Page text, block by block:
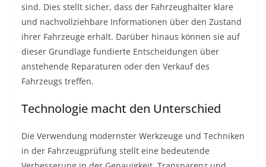
sind. Dies stellt sicher, dass der Fahrzeughalter klare
und nachvollziehbare Informationen über den Zustand
ihrer Fahrzeuge erhält. Darüber hinaus können sie auf
dieser Grundlage fundierte Entscheidungen über
anstehende Reparaturen oder den Verkauf des
Fahrzeugs treffen.
Technologie macht den Unterschied
Die Verwendung modernster Werkzeuge und Techniken
in der Fahrzeugprüfung stellt eine bedeutende